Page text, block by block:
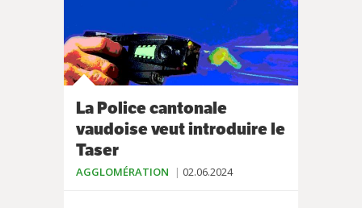
La Police cantonale
vaudoise veut introduire le
Taser
AGGLOMÉRATION 02.06.2024